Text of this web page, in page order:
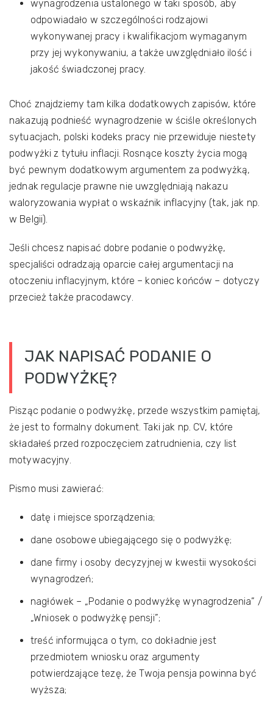
wynagrodzenia ustalonego w taki sposób, aby
odpowiadało w szczególności rodzajowi
wykonywanej pracy i kwalifikacjom wymaganym
przy jej wykonywaniu, a także uwzględniało ilość i
jakość świadczonej pracy.
Choć znajdziemy tam kilka dodatkowych zapisów, które
nakazują podnieść wynagrodzenie w ściśle określonych
sytuacjach, polski kodeks pracy nie przewiduje niestety
podwyżki z tytułu inflacji. Rosnące koszty życia mogą
być pewnym dodatkowym argumentem za podwyżką,
jednak regulacje prawne nie uwzględniają nakazu
waloryzowania wypłat o wskaźnik inflacyjny (tak, jak np.
w Belgii).
Jeśli chcesz napisać dobre podanie o podwyżkę,
specjaliści odradzają oparcie całej argumentacji na
otoczeniu inflacyjnym, które – koniec końców – dotyczy
przecież także pracodawcy.
JAK NAPISAĆ PODANIE O
PODWYŻKĘ?
Pisząc podanie o podwyżkę, przede wszystkim pamiętaj,
że jest to formalny dokument. Taki jak np. CV, które
składałeś przed rozpoczęciem zatrudnienia, czy list
motywacyjny.
Pismo musi zawierać:
datę i miejsce sporządzenia;
dane osobowe ubiegającego się o podwyżkę;
dane firmy i osoby decyzyjnej w kwestii wysokości
wynagrodzeń;
nagłówek – „Podanie o podwyżkę wynagrodzenia” /
„Wniosek o podwyżkę pensji”;
treść informująca o tym, co dokładnie jest
przedmiotem wniosku oraz argumenty
potwierdzające tezę, że Twoja pensja powinna być
wyższa;